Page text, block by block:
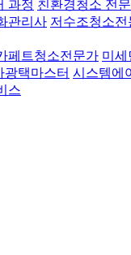
과정 친환경청소 전
관리사 저수조청소전
페트청소전문가 미세
광택마스터 시스템에
스